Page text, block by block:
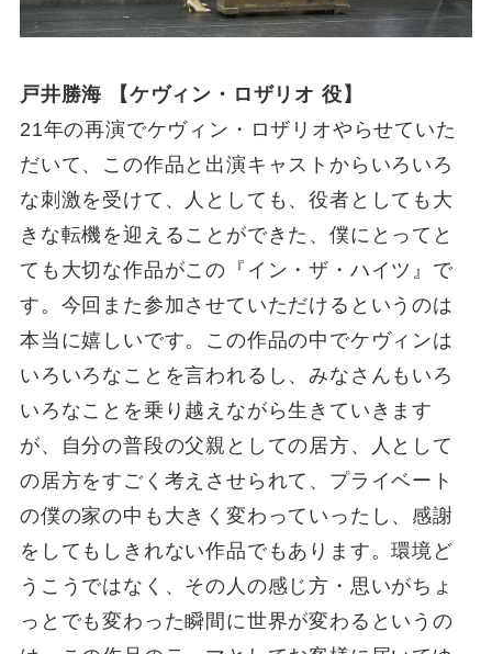
戸井勝海 【ケヴィン・ロザリオ 役】
21年の再演でケヴィン・ロザリオやらせていた
だいて、この作品と出演キャストからいろいろ
な刺激を受けて、人としても、役者としても大
きな転機を迎えることができた、僕にとってと
ても大切な作品がこの『イン・ザ・ハイツ』で
す。今回また参加させていただけるというのは
本当に嬉しいです。この作品の中でケヴィンは
いろいろなことを言われるし、みなさんもいろ
いろなことを乗り越えながら生きていきます
が、自分の普段の父親としての居方、人として
の居方をすごく考えさせられて、プライベート
の僕の家の中も大きく変わっていったし、感謝
をしてもしきれない作品でもあります。環境ど
うこうではなく、その人の感じ方・思いがちょ
っとでも変わった瞬間に世界が変わるというの